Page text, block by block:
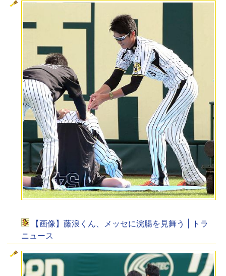
【画像】藤浪くん、メッセに浣腸を見舞う | トラ
ニュース